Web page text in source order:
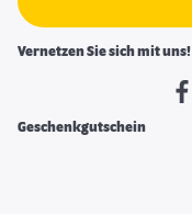
Vernetzen Sie sich mit uns!
Geschenkgutschein